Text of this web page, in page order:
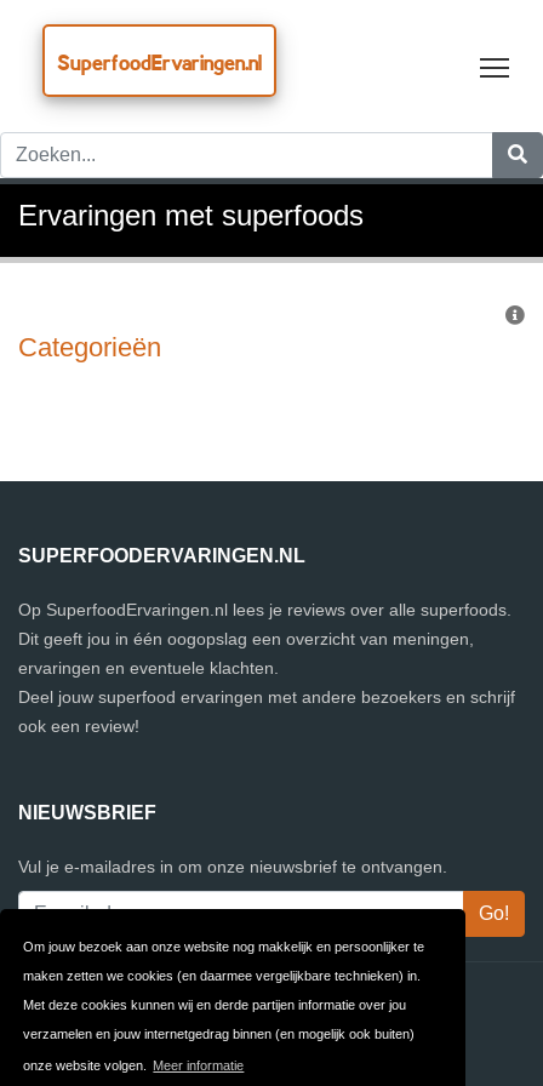
Om jouw bezoek aan onze website nog makkelijk en persoonlijker te
maken zetten we cookies (en daarmee vergelijkbare technieken) in.
Met deze cookies kunnen wij en derde partijen informatie over jou
verzamelen en jouw internetgedrag binnen (en mogelijk ook buiten)
onze website volgen. Meer informatie
SuperfoodErvaringen.nl
Ervaringen met superfoods
Categorieën
SUPERFOODERVARINGEN.NL
Op SuperfoodErvaringen.nl lees je reviews over alle superfoods.
Dit geeft jou in één oogopslag een overzicht van meningen,
ervaringen en eventuele klachten.
Deel jouw superfood ervaringen met andere bezoekers en schrijf
ook een review!
NIEUWSBRIEF
Vul je e-mailadres in om onze nieuwsbrief te ontvangen.
Contact Privacy
Algemene FAQ